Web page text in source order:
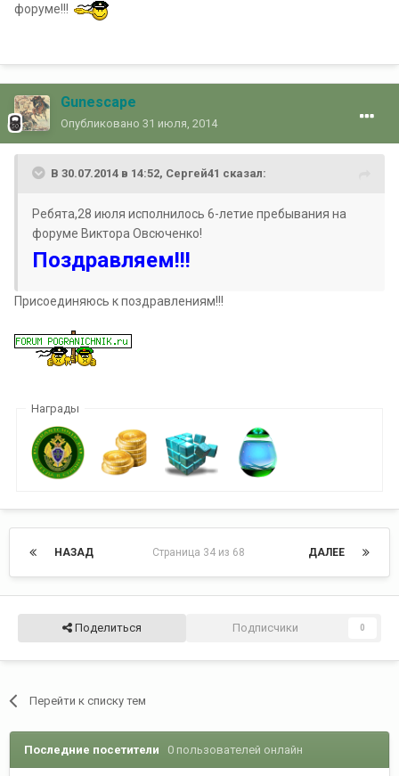
форуме!!!
Gunescape
Опубликовано 31 июля, 2014
В 30.07.2014 в 14:52, Сергей41 сказал:
Ребята,28 июля исполнилось 6-летие пребывания на
форуме Виктора Овсюченко!
Поздравляем!!!
Присоединяюсь к поздравлениям!!!
Награды
НАЗАД ДАЛЕЕ
Страница 34 из 68
Поделиться Подписчики 0
Перейти к списку тем
Последние посетители 0 пользователей онлайн